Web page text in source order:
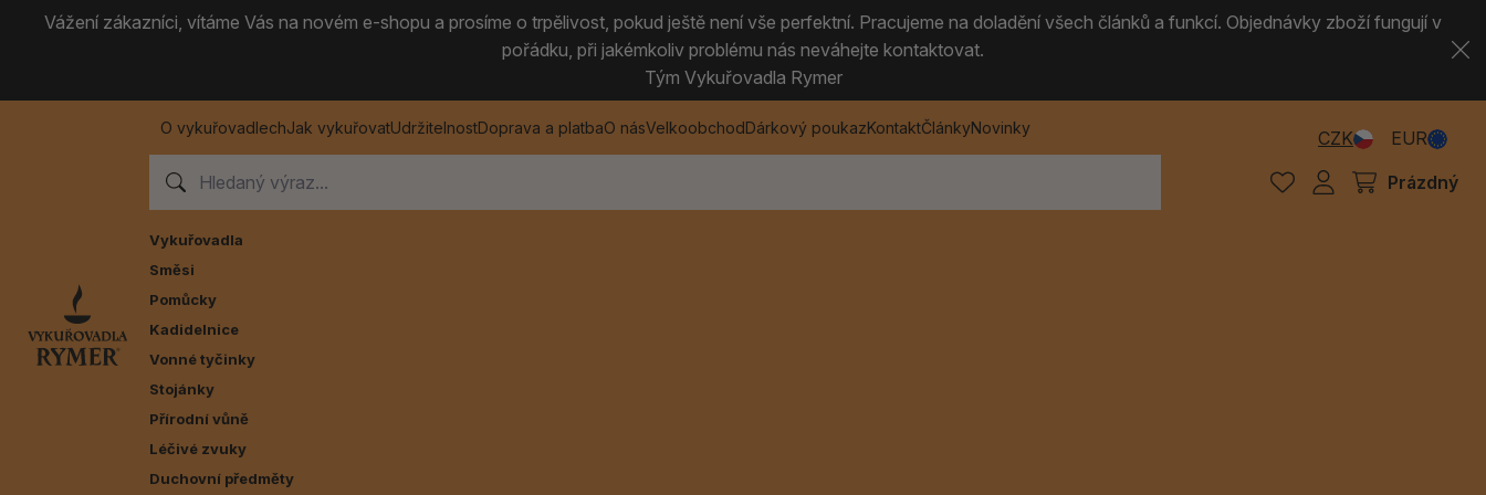
Vážení zákazníci, vítáme Vás na novém e-shopu a prosíme o trpělivost, pokud ještě není vše perfektní. Pracujeme na doladění všech článků a funkcí. Objednávky zboží fungují v
pořádku, při jakémkoliv problému nás neváhejte kontaktovat.
Tým Vykuřovadla Rymer
O vykuřovadlechJak vykuřovatUdržitelnostDoprava a platbaO násVelkoobchodDárkový poukazKontaktČlánkyNovinky CZK
EUR
Prázdný
Vykuřovadla
Směsi
Pomůcky
Kadidelnice
Vonné tyčinky
Stojánky
Přírodní vůně
Léčivé zvuky
Duchovní předměty